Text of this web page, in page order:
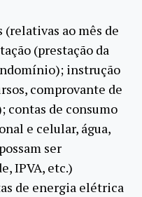
(relativas ao mês de
(prestação da
instrução
comprovante de
contas de consumo
e celular, água,
ser
IPVA, etc.)
de energia elétrica